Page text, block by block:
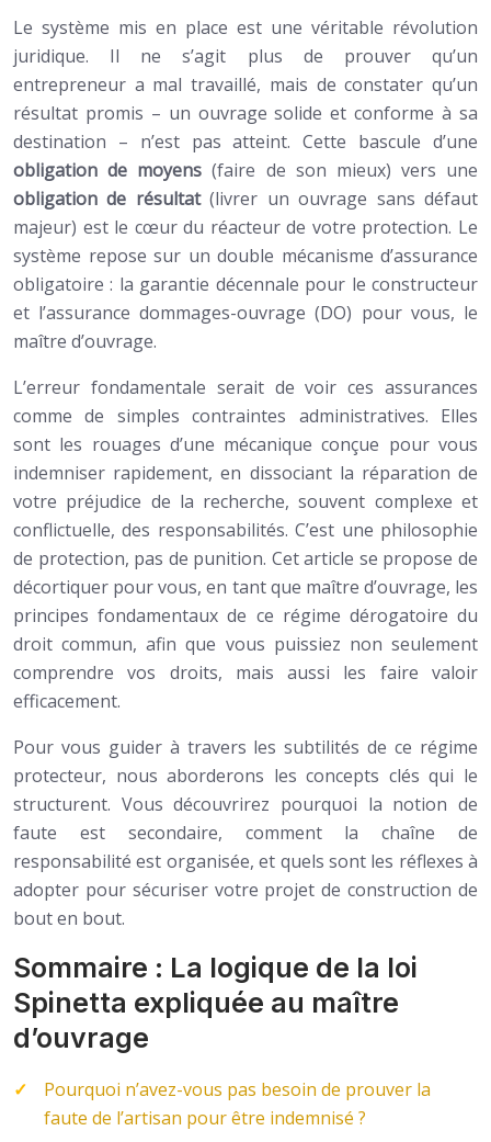
Le système mis en place est une véritable révolution
juridique. Il ne s’agit plus de prouver qu’un
entrepreneur a mal travaillé, mais de constater qu’un
résultat promis – un ouvrage solide et conforme à sa
destination – n’est pas atteint. Cette bascule d’une
obligation de moyens (faire de son mieux) vers une
obligation de résultat(livrer un ouvrage sans défaut
majeur) est le cœur du réacteur de votre protection. Le
système repose sur un double mécanisme d’assurance
obligatoire : la garantie décennale pour le constructeur
et l’assurance dommages-ouvrage (DO) pour vous, le
maître d’ouvrage.
L’erreur fondamentale serait de voir ces assurances
comme de simples contraintes administratives. Elles
sont les rouages d’une mécanique conçue pour vous
indemniser rapidement, en dissociant la réparation de
votre préjudice de la recherche, souvent complexe et
conflictuelle, des responsabilités. C’est une philosophie
de protection, pas de punition. Cet article se propose de
décortiquer pour vous, en tant que maître d’ouvrage, les
principes fondamentaux de ce régime dérogatoire du
droit commun, afin que vous puissiez non seulement
comprendre vos droits, mais aussi les faire valoir
efficacement.
Pour vous guider à travers les subtilités de ce régime
protecteur, nous aborderons les concepts clés qui le
structurent. Vous découvrirez pourquoi la notion de
faute est secondaire, comment la chaîne de
responsabilité est organisée, et quels sont les réflexes à
adopter pour sécuriser votre projet de construction de
bout en bout.
Sommaire : La logique de la loi
Spinetta expliquée au maître
d’ouvrage
Pourquoi n’avez-vous pas besoin de prouver la
faute de l’artisan pour être indemnisé ?